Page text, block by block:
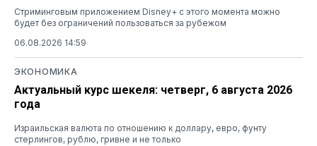
Стриминговым приложением Disney+ с этого момента можно
будет без ограничений пользоваться за рубежом
06.08.2026 14:59
ЭКОНОМИКА
Актуальный курс шекеля: четверг, 6 августа 2026
года
Израильская валюта по отношению к доллару, евро, фунту
стерлингов, рублю, гривне и не только